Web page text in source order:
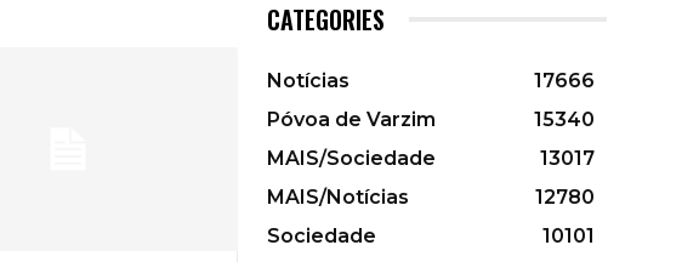
CATEGORIES
Notícias
17666
Póvoa de Varzim
15340
MAIS/Sociedade
13017
MAIS/Notícias
12780
Sociedade
10101